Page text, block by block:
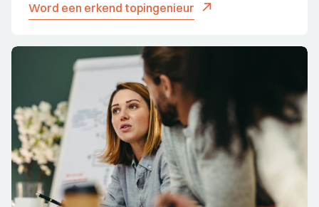
Word een erkend topingenieur